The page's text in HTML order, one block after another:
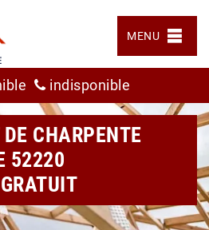
MENU
indisponible
CHARPENTE
52220